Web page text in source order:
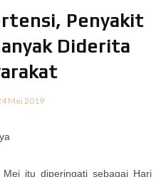
Penyakit
Diderita
Mei 2019
itu diperingati sebagai Hari